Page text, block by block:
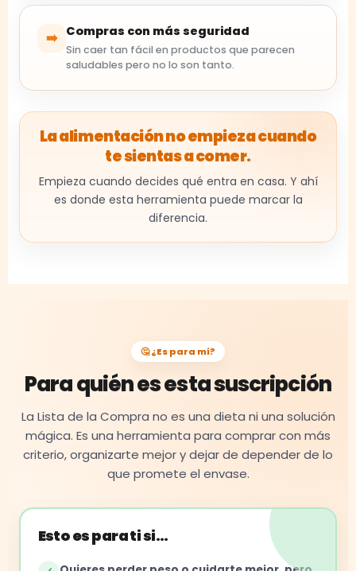
➡️ Compras con más seguridad
Sin caer tan fácil en productos que parecen
saludables pero no lo son tanto.
La alimentación no empieza cuando
te sientas a comer.
Empieza cuando decides qué entra en casa. Y ahí
es donde esta herramienta puede marcar la
diferencia.
🤔 ¿Es para mí?
Para quién es esta suscripción
La Lista de la Compra no es una dieta ni una solución
mágica. Es una herramienta para comprar con más
criterio, organizarte mejor y dejar de depender de lo
que promete el envase.
Esto es para ti si…